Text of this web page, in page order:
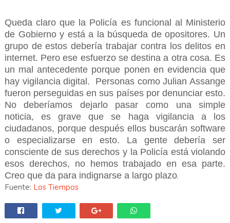
Queda claro que la Policía es funcional al Ministerio
de Gobierno y está a la búsqueda de opositores. Un
grupo de estos debería trabajar contra los delitos en
internet. Pero ese esfuerzo se destina a otra cosa. Es
un mal antecedente porque ponen en evidencia que
hay vigilancia digital. Personas como Julian Assange
fueron perseguidas en sus países por denunciar esto.
No deberíamos dejarlo pasar como una simple
noticia, es grave que se haga vigilancia a los
ciudadanos, porque después ellos buscarán software
o especializarse en esto. La gente debería ser
consciente de sus derechos y la Policía está violando
esos derechos, no hemos trabajado en esa parte.
Creo que da para indignarse a largo plazo.
Fuente: Los Tiempos